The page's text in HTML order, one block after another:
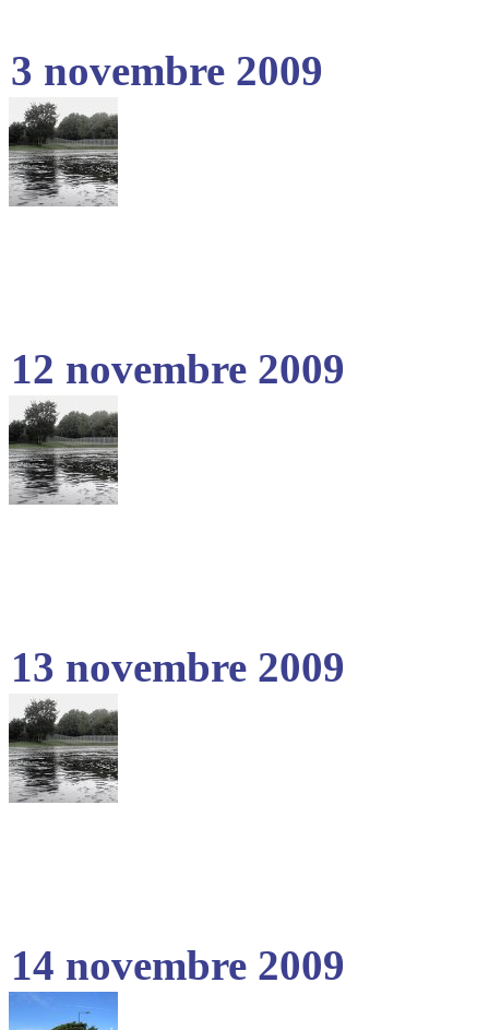
3 novembre 2009
12 novembre 2009
13 novembre 2009
14 novembre 2009